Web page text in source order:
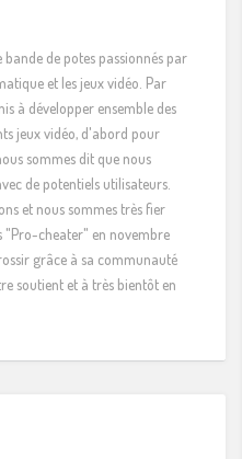
de potes passionnés par
et les jeux vidéo. Par
à développer ensemble des
jeux vidéo, d'abord pour
sommes dit que nous
de potentiels utilisateurs.
et nous sommes très fier
"Pro-cheater" en novembre
grâce à sa communauté
soutient et à très bientôt en